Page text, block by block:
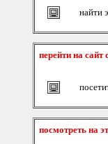
найти
перейти на сайт
посмотреть на